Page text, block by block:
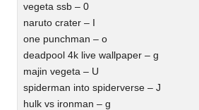
vegeta ssb – 0
naruto crater – I
one punchman – o
deadpool 4k live wallpaper – g
majin vegeta – U
spiderman into spiderverse – J
hulk vs ironman – g